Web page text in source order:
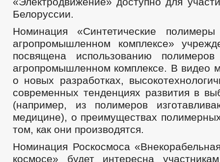
Белоруссии.
Номинация «Синтетические
агропромышленном комплексе»
посвящена использованию
агропромышленном комплексе. В видео
о новых разработках,
современных тенденциях развития в
(например, из полимеров
медицине), о преимуществах
том, как они производятся.
Номинация Роскосмоса
космосе» будет интересна